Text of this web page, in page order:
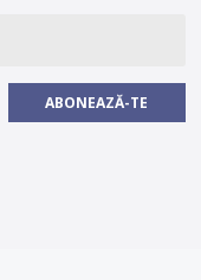
ABONEAZĂ-TE